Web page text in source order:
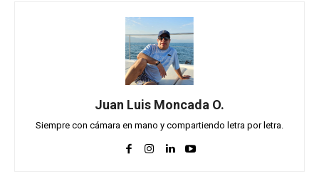
Juan Luis Moncada O.
Siempre con cámara en mano y compartiendo letra por letra.